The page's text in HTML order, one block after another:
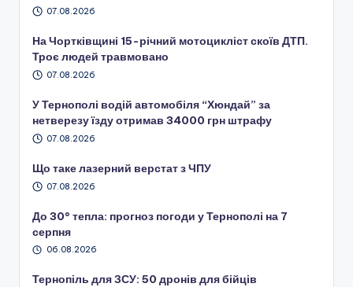
07.08.2026
На Чортківщині 15-річний мотоцикліст скоїв ДТП.
Троє людей травмовано
07.08.2026
У Тернополі водій автомобіля “Хюндай” за
нетверезу їзду отримав 34000 грн штрафу
07.08.2026
Що таке лазерний верстат з ЧПУ
07.08.2026
До 30° тепла: прогноз погоди у Тернополі на 7
серпня
06.08.2026
Тернопіль для ЗСУ: 50 дронів для бійців